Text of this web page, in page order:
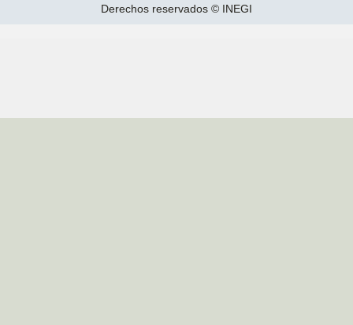
Derechos reservados © INEGI